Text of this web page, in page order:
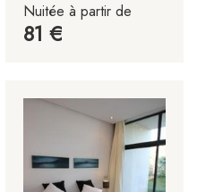
Nuitée à partir de
81